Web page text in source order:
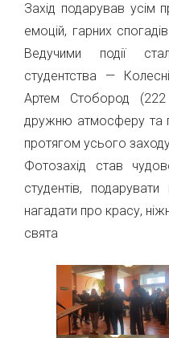
Захід подарував усім
емоцій, гарних
Ведучими події
студентства —
Артем Стобород (222
дружню атмосферу та
протягом усього
Фотозахід став
студентів,
нагадати про красу,
свята